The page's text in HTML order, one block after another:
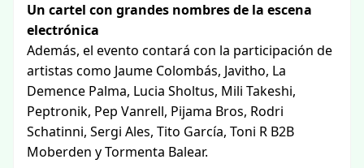
Un cartel con grandes nombres de la escena
electrónica
Además, el evento contará con la participación de
artistas como Jaume Colombás, Javitho, La
Demence Palma, Lucia Sholtus, Mili Takeshi,
Peptronik, Pep Vanrell, Pijama Bros, Rodri
Schatinni, Sergi Ales, Tito García, Toni R B2B
Moberden y Tormenta Balear.